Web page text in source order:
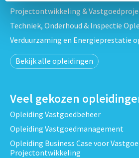
Projectontwikkeling &
Techniek, Onderhoud & Inspectie
Verduurzaming en Energieprestatie
Bekijk alle opleidingen
Veel gekozen
Opleiding Vastgoedbeheer
Opleiding Vastgoedmanagement
Opleiding Business Case voor
Projectontwikkeling